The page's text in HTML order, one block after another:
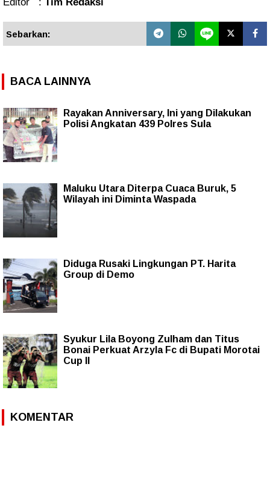
Sebarkan:
BACA LAINNYA
Rayakan Anniversary, Ini yang Dilakukan
Polisi Angkatan 439 Polres Sula
Maluku Utara Diterpa Cuaca Buruk, 5
Wilayah ini Diminta Waspada
Diduga Rusaki Lingkungan PT. Harita
Group di Demo
Syukur Lila Boyong Zulham dan Titus
Bonai Perkuat Arzyla Fc di Bupati Morotai
Cup II
KOMENTAR